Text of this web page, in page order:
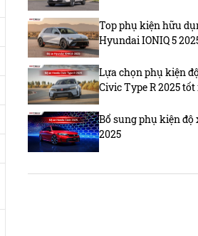
Top phụ kiện hữu
Hyundai IONIQ 5
Lựa chọn phụ kiện
Civic Type R 2025
Bổ sung phụ kiện độ
2025